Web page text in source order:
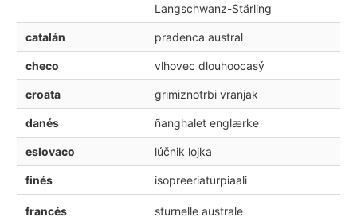
Langschwanz-Stärling
catalán pradenca austral
checo vlhovec dlouhoocasý
croata grimiznotrbi vranjak
danés ñanghalet englærke
eslovaco lúčnik lojka
finés isopreeriaturpiaali
francés sturnelle australe